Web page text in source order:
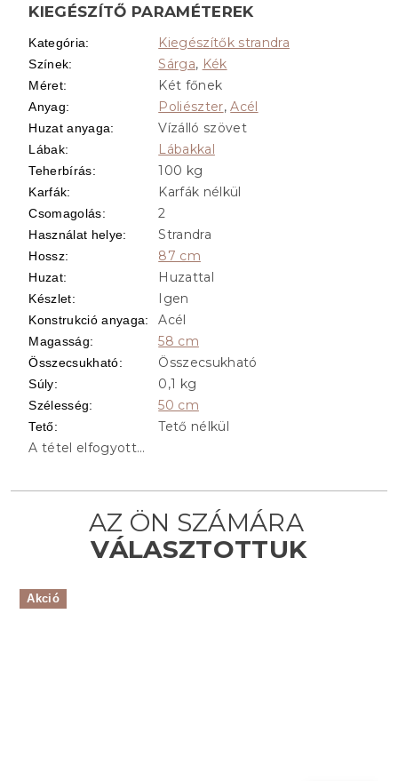
Akció
KIEGÉSZÍTŐ PARAMÉTEREK
Kategória: Kiegészítők strandra
Színek: Sárga, Kék
Méret: Két főnek
Anyag: Poliészter,Acél
Huzat anyaga: Vízálló szövet
Lábak: Lábakkal
Teherbírás: 100 kg
Karfák: Karfák nélkül
Csomagolás: 2
Használat helye: Strandra
Hossz: 87 cm
Huzat: Huzattal
Készlet: Igen
Konstrukció anyaga: Acél
Magasság: 58 cm
Összecsukható: Összecsukható
Súly: 0,1 kg
Szélesség: 50 cm
Tető:
Tető nélkül
A tétel elfogyott…